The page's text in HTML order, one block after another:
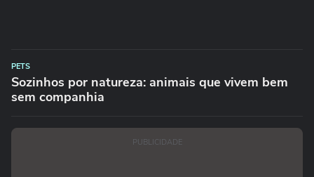
PETS
Sozinhos por natureza: animais que vivem bem
sem companhia
PUBLICIDADE